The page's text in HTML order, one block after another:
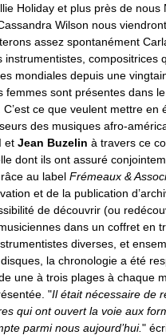
Holiday et plus près de nous
Wilson nous viendront
assez spontanément
instrumentistes, compositrices
mondiales depuis une
femmes sont présentes dans
ce que veulent mettre en
des musiques afro-
et Jean Buzelin à travers ce
dont ils ont assuré
au label Frémeaux &
et de la publication
de découvrir (ou
dans un coffret en
diverses, et
la chronologie a été
une à trois plages à chaque
"Il était nécessaire de
qui ont ouvert la voie aux
parmi nous aujourd’hui."